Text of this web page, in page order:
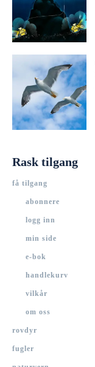
Rask tilgang
få tilgang
abonnere
logg inn
min side
e-bok
handlekurv
vilkår
om oss
rovdyr
fugler